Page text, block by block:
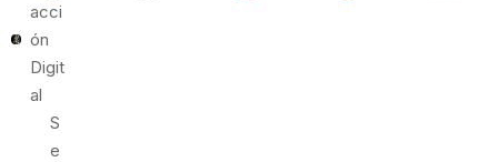
Acci
Ón
Digit
Al
S
E